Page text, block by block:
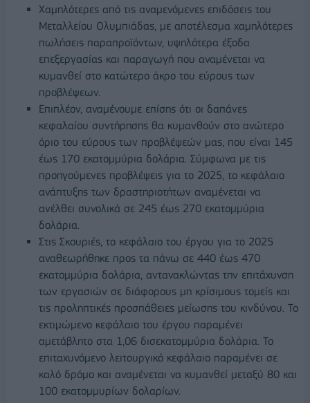
Χαμηλότερες από τις αναμενόμενες επιδόσεις του
Μεταλλείου Ολυμπιάδας, με αποτέλεσμα χαμηλότερες
πωλήσεις παραπροϊόντων, υψηλότερα έξοδα
επεξεργασίας και παραγωγή που αναμένεται να
κυμανθεί στο κατώτερο άκρο του εύρους των
προβλέψεων.
Επιπλέον, αναμένουμε επίσης ότι οι δαπάνες
κεφαλαίου συντήρησης θα κυμανθούν στο ανώτερο
όριο του εύρους των προβλέψεών μας, που είναι 145
έως 170 εκατομμύρια δολάρια. Σύμφωνα με τις
προηγούμενες προβλέψεις για το 2025, το κεφάλαιο
ανάπτυξης των δραστηριοτήτων αναμένεται να
ανέλθει συνολικά σε 245 έως 270 εκατομμύρια
δολάρια.
Στις Σκουριές, το κεφάλαιο του έργου για το 2025
αναθεωρήθηκε προς τα πάνω σε 440 έως 470
εκατομμύρια δολάρια, αντανακλώντας την επιτάχυνση
των εργασιών σε διάφορους μη κρίσιμους τομείς και
τις προληπτικές προσπάθειες μείωσης του κινδύνου. Το
εκτιμώμενο κεφάλαιο του έργου παραμένει
αμετάβλητο στα 1,06 δισεκατομμύρια δολάρια. Το
επιταχυνόμενο λειτουργικό κεφάλαιο παραμένει σε
καλό δρόμο και αναμένεται να κυμανθεί μεταξύ 80 και
100 εκατομμυρίων δολαρίων.